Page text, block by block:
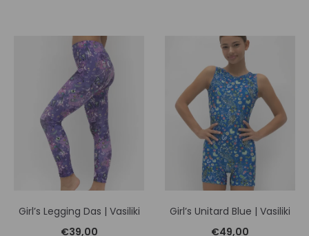
Girl’s Legging Das | Vasiliki
€39,00
Girl’s Unitard Blue | Vasiliki
€49,00